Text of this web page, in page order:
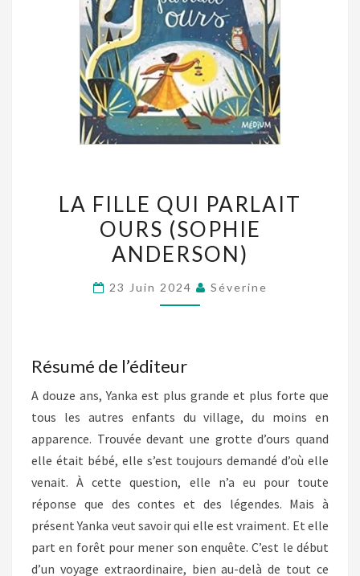
FILLE
QUI
PARLAIT
(SOPHIE
LA FILLE QUI PARLAIT
OURS (SOPHIE
ANDERSON)
23 Juin 2024 Séverine
Résumé de l’éditeur
A douze ans, Yanka est plus grande et plus forte que
tous les autres enfants du village, du moins en
apparence. Trouvée devant une grotte d’ours quand
elle était bébé, elle s’est toujours demandé d’où elle
venait. À cette question, elle n’a eu pour toute
réponse que des contes et des légendes. Mais à
présent Yanka veut savoir qui elle est vraiment. Et elle
part en forêt pour mener son enquête. C’est le début
d’un voyage extraordinaire, bien au-delà de tout ce